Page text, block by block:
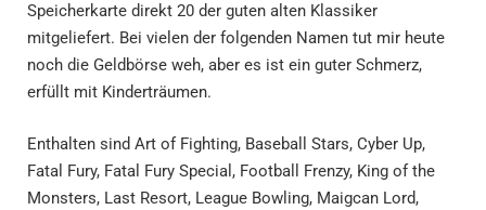
Speicherkarte direkt 20 der guten alten Klassiker
mitgeliefert. Bei vielen der folgenden Namen tut mir heute
noch die Geldbörse weh, aber es ist ein guter Schmerz,
erfüllt mit Kinderträumen.
Enthalten sind Art of Fighting, Baseball Stars, Cyber Up,
Fatal Fury, Fatal Fury Special, Football Frenzy, King of the
Monsters, Last Resort, League Bowling, Maigcan Lord,